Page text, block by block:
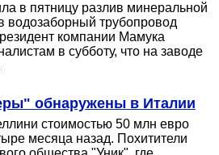
в пятницу разлив минеральной
водозаборный трубопровод
компании Мамука
в субботу, что на заводе
обнаружены в Италии
стоимостью 50 млн евро
месяца назад. Похитители